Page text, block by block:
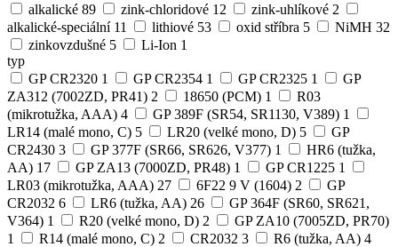
alkalické 89 zink-chloridové 12 zink-uhlíkové 2
alkalické-speciální 11 lithiové 53 oxid stříbra 5 NiMH 32
zinkovzdušné 5 Li-Ion 1
typ
GP CR2320 1 GP CR2354 1 GP CR2325 1
GP
ZA312 (7002ZD, PR41) 2 18650 (PCM) 1
R03
(mikrotužka, AAA) 4 GP 389F (SR54, SR1130, V389) 1
LR14 (malé mono, C) 5 LR20 (velké mono, D) 5
GP
CR2430 3 GP 377F (SR66, SR626, V377) 1
HR6 (tužka,
AA) 17 GP ZA13 (7000ZD, PR48) 1 GP CR1225 1
LR03 (mikrotužka, AAA) 27 6F22 9 V (1604) 2
GP
CR2032 6 LR6 (tužka, AA) 26
GP 364F (SR60, SR621,
V364) 1 R20 (velké mono, D) 2
GP ZA10 (7005ZD, PR70)
1
R14 (malé mono, C) 2 CR2032 3 R6 (tužka, AA) 4